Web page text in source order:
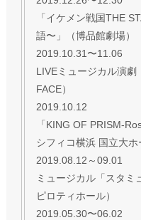
「イケメン戦国THE
語〜」（博品館劇場）
2019.10.31〜11.06
LIVEミュージカル演
FACE）
2019.10.12
「KING OF PRISM-
シフィコ横浜 国立大ホ
2019.08.12～09.01
ミュージカル「スタミ
ピロティホール）
2019.05.30〜06.02